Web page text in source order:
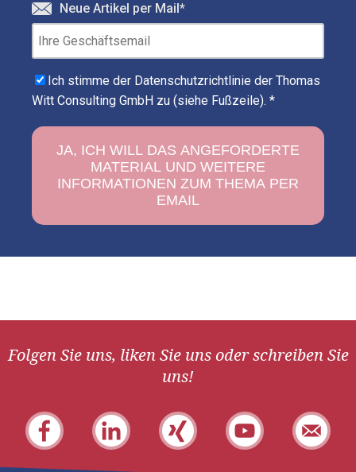
Neue Artikel per Mail*
Ich stimme der Datenschutzrichtlinie der Thomas
Witt Consulting GmbH zu (siehe Fußzeile). *
Folgen Sie uns, liken Sie uns oder schreiben Sie
uns!